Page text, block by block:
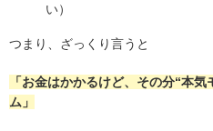
い）
つまり、ざっくり言うと
「お金はかかるけど、その分“本
ム」